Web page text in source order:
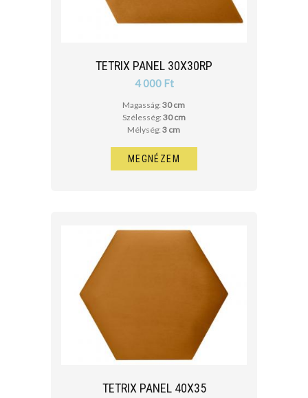
TETRIX PANEL 30X30RP
4 000 Ft
Magasság:30 cm
Szélesség: 30 cm
Mélység:3 cm
MEGNÉZEM
TETRIX PANEL 40X35